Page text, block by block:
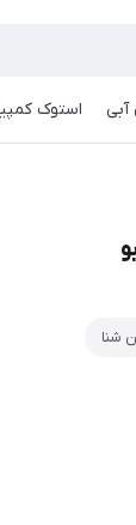
آبی استوک
شنا